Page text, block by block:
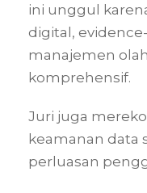
ini unggul
digital,
manajemen
komprehensif.
Juri juga
keamanan data
perluasan